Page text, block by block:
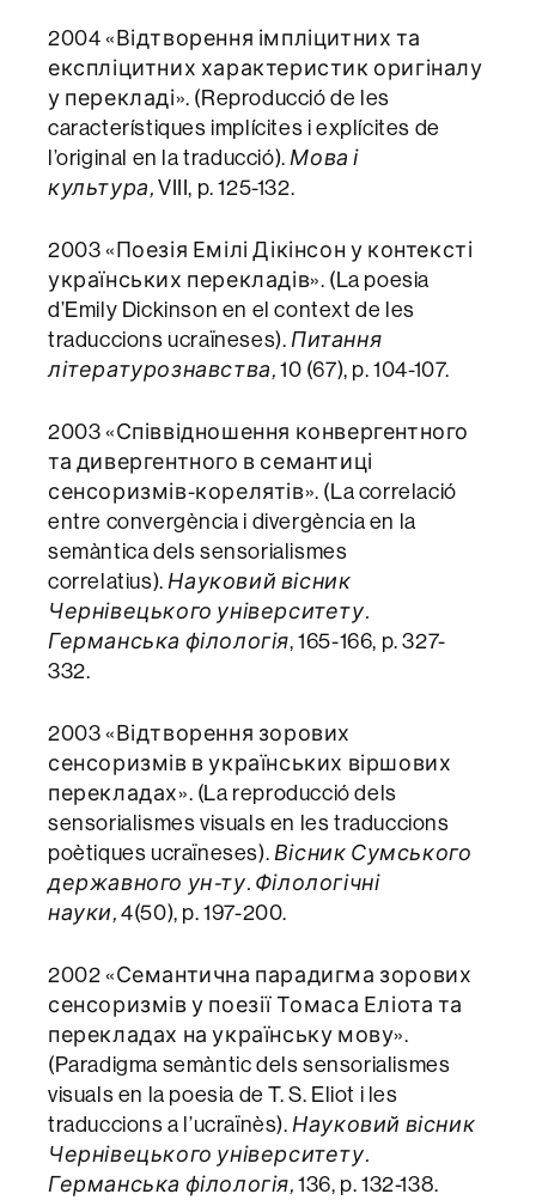
2004 «Відтворення імпліцитних та
експліцитних характеристик оригіналу
у перекладі». (Reproducció de les
característiques implícites i explícites de
l’original en la traducció).Мова і
культура,VIII, p. 125-132.
2003 «Поезія Емілі Дікінсон у контексті
українських перекладів». (La poesia
d’Emily Dickinson en el context de les
traduccions ucraïneses).Питання
літературознавства,10 (67), p. 104-107.
2003 «Співвідношення конвергентного
та дивергентного в семантиці
сенсоризмів-корелятів». (La correlació
entre convergència i divergència en la
semàntica dels sensorialismes
correlatius).Науковий вісник
Чернівецького університету.
Германська філологія, 165-166, p. 327-
332.
2003 «Відтворення зорових
сенсоризмів в українських віршових
перекладах». (La reproducció dels
sensorialismes visuals en les traduccions
poètiques ucraïneses).Вісник Сумського
державного ун-ту. Філологічні
науки,4(50), p. 197-200.
2002 «Семантична парадигма зорових
сенсоризмів у поезії Томаса Еліота та
перекладах на українську мову».
(Paradigma semàntic dels sensorialismes
visuals en la poesia de T. S. Eliot i les
traduccions a l’ucraïnès).Науковий вісник
Чернівецького університету.
Германська філологія,136, p. 132-138.